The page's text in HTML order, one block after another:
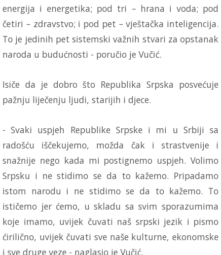
energija i energetika; pod tri – hrana i voda; pod
četiri – zdravstvo; i pod pet – vještačka inteligencija.
To je jedinih pet sistemski važnih stvari za opstanak
naroda u budućnosti - poručio je Vučić.
Isiče da je dobro što Republika Srpska posvećuje
pažnju liječenju ljudi, starijih i djece.
- Svaki uspjeh Republike Srpske i mi u Srbiji sa
radošću iščekujemo, možda čak i strastvenije i
snažnije nego kada mi postignemo uspjeh. Volimo
Srpsku i ne stidimo se da to kažemo. Pripadamo
istom narodu i ne stidimo se da to kažemo. To
ističemo jer ćemo, u skladu sa svim sporazumima
koje imamo, uvijek čuvati naš srpski jezik i pismo
ćirilično, uvijek čuvati sve naše kulturne, ekonomske
i sve druge veze - naglasio je Vučić.